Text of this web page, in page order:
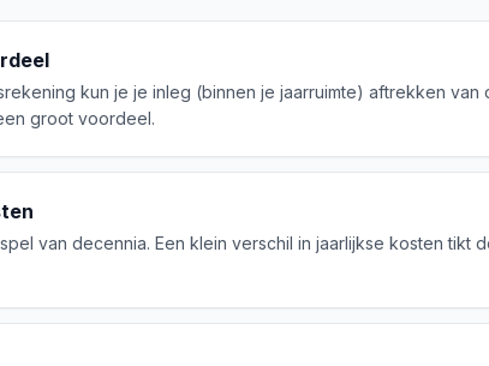
kun je je inleg (binnen je jaarruimte) aftrekken
groot voordeel.
van decennia. Een klein verschil in jaarlijkse kosten